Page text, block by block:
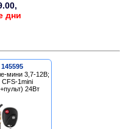
дни
мини 3,7-12В;
CFS-1mini
24Вт